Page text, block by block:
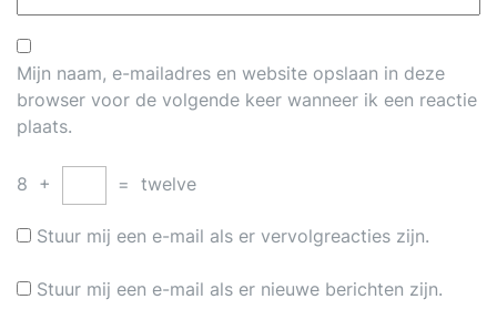
Mijn naam, e-mailadres en website opslaan in deze
browser voor de volgende keer wanneer ik een reactie
plaats.
8 + = twelve
Stuur mij een e-mail als er vervolgreacties zijn.
Stuur mij een e-mail als er nieuwe berichten zijn.